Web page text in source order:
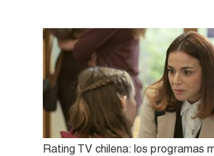
Rating TV chilena: los programas